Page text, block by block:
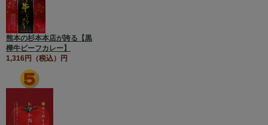
熊本の杉本本店が誇る【黒
樺牛ビーフカレー】
1,316円（税込）円